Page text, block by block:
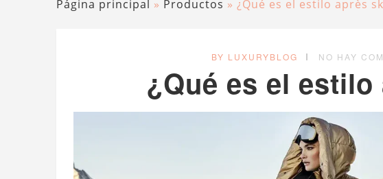
Página principal » Productos » ¿Qué es el estilo après
BY LUXURYBLOG NO HAY
¿Qué es el